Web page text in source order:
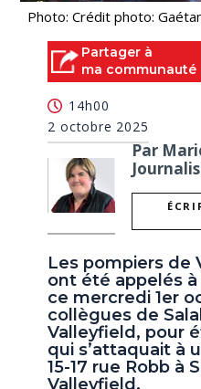
Photo: Crédit photo:
Partager à
ma communauté
14h00
2 octobre 2025
Par
Les pompiers de
ont été appelés
ce mercredi 1er
collègues de
Valleyfield, pour
qui s’attaquait à
15-17 rue Robb à
Valleyfield.